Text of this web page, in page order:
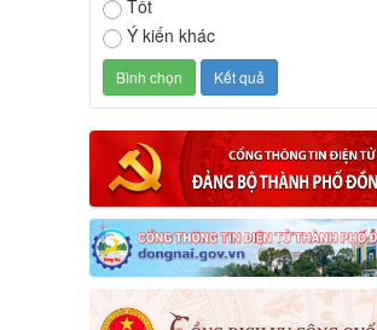
Tốt
Ý kiến khác